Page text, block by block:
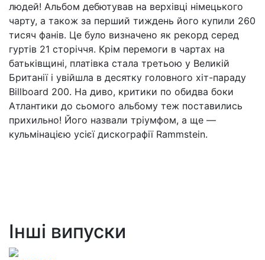
людей! Альбом дебютував на верхівці німецького
чарту, а також за перший тиждень його купили 260
тисяч фанів. Це було визначено як рекорд серед
гуртів 21 сторіччя. Крім перемоги в чартах на
батьківщині, платівка стала третьою у Великій
Британії і увійшла в десятку головного хіт-параду
Billboard 200. На диво, критики по обидва боки
Атлантики до сьомого альбому теж поставились
прихильно! Його назвали тріумфом, а ще —
кульмінацією усієї дискографії Rammstein.
Інші випуски